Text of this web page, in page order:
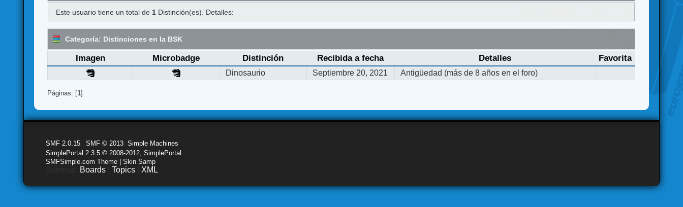
Este usuario tiene un total de 1Distinción(es). Detalles:
Categoría: Distinciones en la BSK
Imagen Microbadge Distinción Recibida a fecha Detalles Favorita
Dinosaurio Septiembre 20, 2021 Antigüedad (más de 8 años en el foro)
Páginas: [1]
SMF 2.0.15 |SMF © 2013 ,Simple Machines
SimplePortal 2.3.5 © 2008-2012, SimplePortal
SMFSimple.com Theme | Skin Samp
Boards |Topics XML